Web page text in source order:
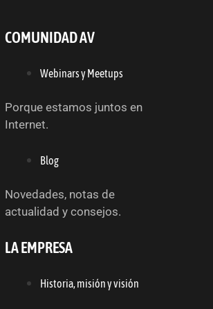
COMUNIDAD AV
Webinars y Meetups
Porque estamos juntos en
Internet.
Blog
Novedades, notas de
actualidad y consejos.
LA EMPRESA
Historia, misión y visión